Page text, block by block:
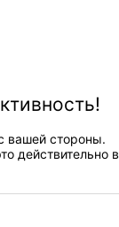
вашей стороны.
действительно